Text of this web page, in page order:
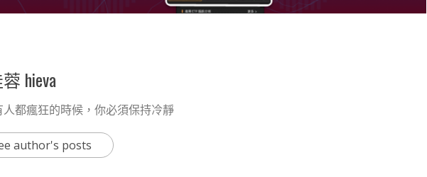
hieva
人都瘋狂的時候，你必須保持冷靜
author's posts